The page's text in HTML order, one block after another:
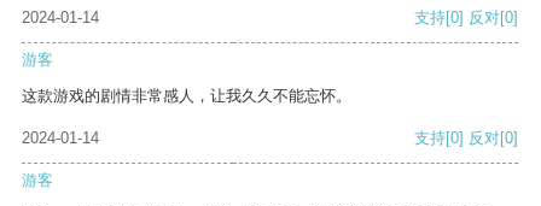
2024-01-14 支持[0] 反对[0]
游客
这款游戏的剧情非常感人，让我久久不能忘怀。
2024-01-14 支持[0] 反对[0]
游客